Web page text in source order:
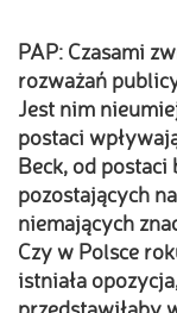
PAP: Czasami
rozważań
Jest nim
postaci
Beck, od
pozostających
niemających
Czy w Polsce
istniała